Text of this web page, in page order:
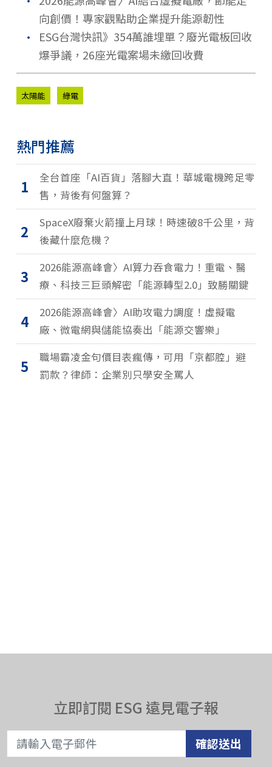
向創價！專家觀點助企業提升能源韌性
．
ESG台灣快訊》354萬誰埋單？廢光電板回收
爆爭議，26座光電案場未繳回收費
太陽能 綠電
熱門推薦
1
全台首座「AI百貨」落腳大直！華城電機跨足零
售，背後有何盤算？
2
SpaceX廢棄火箭撞上月球！時速破8千公里，背
後藏什麼危機？
3
2026能源高峰會〉AI算力吞食電力！重電、醫
療、科技三巨頭解密「能源轉型2.0」致勝關鍵
4
2026能源高峰會〉AI助攻電力調度！虛擬電
廠、微電網與儲能協奏出「能源交響樂」
5
職場霸凌金句價目表瘋傳，可用「京都腔」避
罰款？律師：企業別只學安全罵人
立即訂閱 ESG 遠見電子報
確認送出